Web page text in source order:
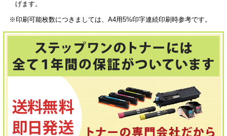
げます。
※印刷可能枚数につきましては、A4用5%印字連続印刷時参考です。